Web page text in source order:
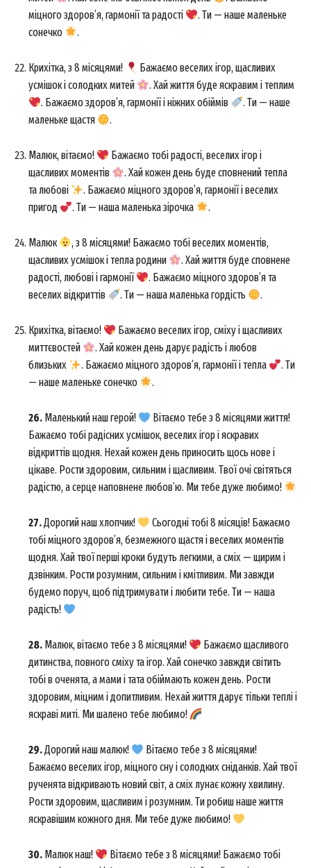
міцного здоров’я, гармонії та радості
. Ти — наше маленьке
сонечко
.
Крихітка, з 8 місяцями!
Бажаємо веселих ігор, щасливих
усмішок і солодких митей
. Хай життя буде яскравим і теплим
. Бажаємо здоров’я, гармонії і ніжних обіймів
. Ти — наше
маленьке щастя
.
Малюк, вітаємо!
Бажаємо тобі радості, веселих ігор і
щасливих моментів
. Хай кожен день буде сповнений тепла
та любові
. Бажаємо міцного здоров’я, гармонії і веселих
пригод
. Ти — наша маленька зірочка .
Малюк
, з 8 місяцями! Бажаємо тобі веселих моментів,
щасливих усмішок і тепла родини
. Хай життя буде сповнене
радості, любові і гармонії
. Бажаємо міцного здоров’я та
веселих відкриттів
. Ти — наша маленька гордість .
Крихітка, вітаємо!
Бажаємо веселих ігор, сміху і щасливих
миттєвостей
. Хай кожен день дарує радість і любов
близьких
. Бажаємо міцного здоров’я, гармонії і тепла
. Ти
— наше маленьке сонечко
.
26. Маленький наш герой!
Вітаємо тебе з 8 місяцями життя!
Бажаємо тобі радісних усмішок, веселих ігор і яскравих
відкриттів щодня. Нехай кожен день приносить щось нове і
цікаве. Рости здоровим, сильним і щасливим. Твої очі світяться
радістю, а серце наповнене любов’ю. Ми тебе дуже любимо!
27.Дорогий наш хлопчик!
Сьогодні тобі 8 місяців! Бажаємо
тобі міцного здоров’я, безмежного щастя і веселих моментів
щодня. Хай твої перші кроки будуть легкими, а сміх — щирим і
дзвінким. Рости розумним, сильним і кмітливим. Ми завжди
будемо поруч, щоб підтримувати і любити тебе. Ти — наша
радість!
28. Малюк, вітаємо тебе з 8 місяцями!
Бажаємо щасливого
дитинства, повного сміху та ігор. Хай сонечко завжди світить
тобі в оченята, а мами і тата обіймають кожен день. Рости
здоровим, міцним і допитливим. Нехай життя дарує тільки теплі і
яскраві миті. Ми шалено тебе любимо!
29.Дорогий наш малюк!
Вітаємо тебе з 8 місяцями!
Бажаємо веселих ігор, міцного сну і солодких сніданків. Хай твої
рученята відкривають новий світ, а сміх лунає кожну хвилину.
Рости здоровим, щасливим і розумним. Ти робиш наше життя
яскравішим кожного дня. Ми тебе дуже любимо!
30. Малюк наш!
Вітаємо тебе з 8 місяцями! Бажаємо тобі